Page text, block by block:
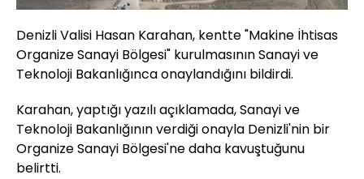
Denizli Valisi Hasan Karahan, kentte "Makine İhtisas
Organize Sanayi Bölgesi" kurulmasının Sanayi ve
Teknoloji Bakanlığınca onaylandığını bildirdi.
Karahan, yaptığı yazılı açıklamada, Sanayi ve
Teknoloji Bakanlığının verdiği onayla Denizli'nin bir
Organize Sanayi Bölgesi'ne daha kavuştuğunu
belirtti.